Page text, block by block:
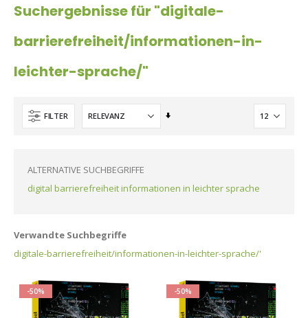
Suchergebnisse für "digitale-
barrierefreiheit/informationen-in-
leichter-sprache/"
FILTER
Aufsteigend
ALTERNATIVE SUCHBEGRIFFE
digital barrierefreiheit informationen in leichter sprache
Verwandte Suchbegriffe
digitale-barrierefreiheit/informationen-in-leichter-sprache/'
-50% -50%